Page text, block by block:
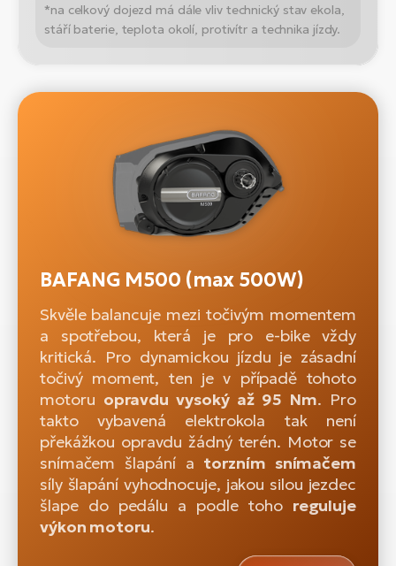
*na celkový dojezd má dále vliv technický stav ekola,
stáří baterie, teplota okolí, protivítr a technika jízdy.
BAFANG M500 (max 500W)
Skvěle balancuje mezi točivým momentem
a spotřebou, která je pro e-bike vždy
kritická. Pro dynamickou jízdu je zásadní
točivý moment, ten je v případě tohoto
motoru opravdu vysoký až 95 Nm. Pro
takto vybavená elektrokola tak není
překážkou opravdu žádný terén. Motor se
snímačem šlapání a torzním snímačem
síly šlapání vyhodnocuje, jakou silou jezdec
šlape do pedálu a podle toho reguluje
výkon motoru.